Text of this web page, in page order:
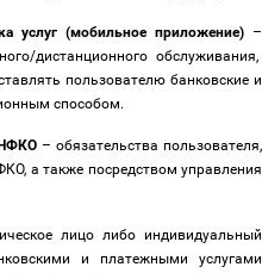
услуг (мобильное приложение) –
дистанционного обслуживания,
пользователю банковские и
способом.
НФКО – обязательства пользователя,
а также посредством управления
лицо либо индивидуальный
и платежными услугами